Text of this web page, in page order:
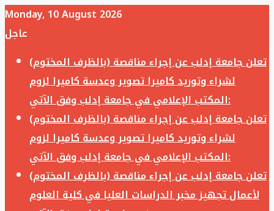
Monday, 10 August 2026
عاجل
تعلن جامعة إدلب عن إجراء مناقصة (بالظرف المختوم)
لشراء وتوريد كاميرا تصوير وعدسة كاميرا لزوم
المكتب الإعلامي في جامعة إدلب وفق الآتي:
تعلن جامعة إدلب عن إجراء مناقصة (بالظرف المختوم)
لشراء وتوريد كاميرا تصوير وعدسة كاميرا لزوم
المكتب الإعلامي في جامعة إدلب وفق الآتي:
تعلن جامعة إدلب عن إجراء مناقصة (بالظرف المختوم)
لأعمال تجهيز مخبر الدراسات العليا في كلية العلوم